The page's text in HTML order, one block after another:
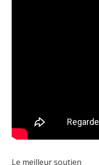
Le meilleur soutien